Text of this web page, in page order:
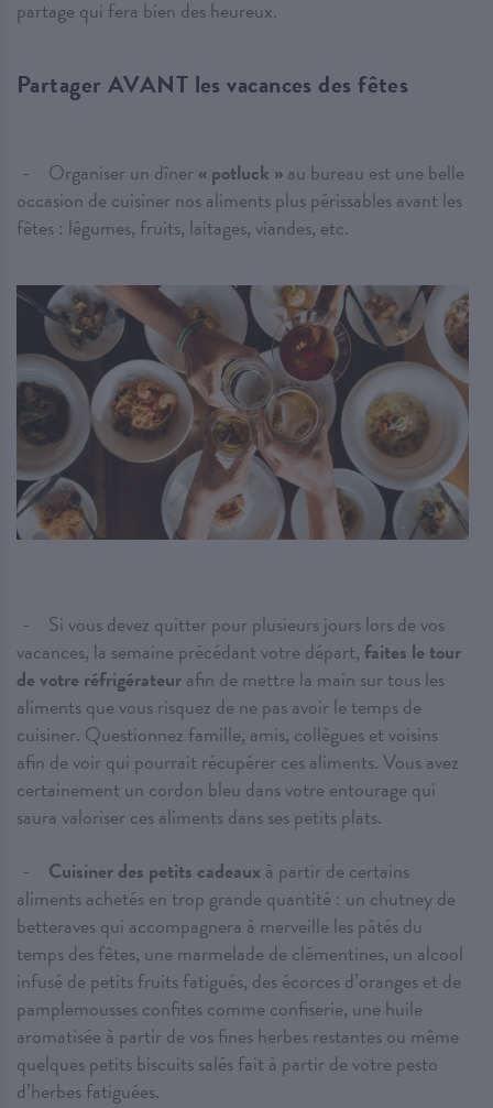
partage qui fera bien des heureux.
Partager AVANT les vacances des fêtes
Organiser un dîner« potluck »au bureau est une belle
occasion de cuisiner nos aliments plus périssables avant les
fêtes : légumes, fruits, laitages, viandes, etc.
Si vous devez quitter pour plusieurs jours lors de vos
vacances, la semaine précédant votre départ, faites le tour
de votre réfrigérateurafin de mettre la main sur tous les
aliments que vous risquez de ne pas avoir le temps de
cuisiner. Questionnez famille, amis, collègues et voisins
afin de voir qui pourrait récupérer ces aliments. Vous avez
certainement un cordon bleu dans votre entourage qui
saura valoriser ces aliments dans ses petits plats.
Cuisiner des petits cadeaux à partir de certains
aliments achetés en trop grande quantité : un chutney de
betteraves qui accompagnera à merveille les pâtés du
temps des fêtes, une marmelade de clémentines, un alcool
infusé de petits fruits fatigués, des écorces d’oranges et de
pamplemousses confites comme confiserie, une huile
aromatisée à partir de vos fines herbes restantes ou même
quelques petits biscuits salés fait à partir de votre pesto
d’herbes fatiguées.